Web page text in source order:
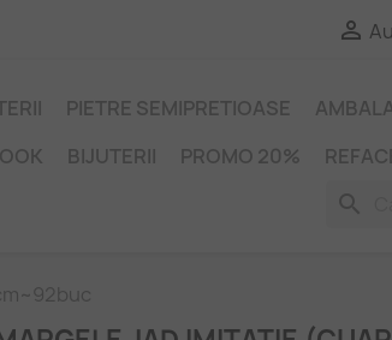

PIETRE SEMIPRETIOASE
BIJUTERII PROMO 20%
search